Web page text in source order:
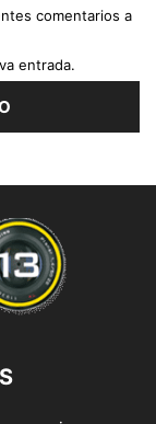
comentarios a
entrada.